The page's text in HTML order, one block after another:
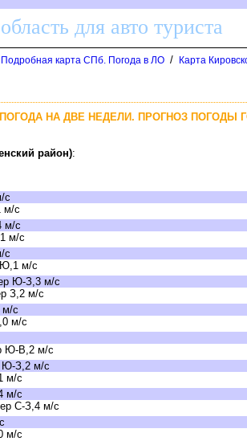
для авто туриста
карта СПб. Погода в ЛО /
Карта
НА ДВЕ НЕДЕЛИ. ПРОГНОЗ ПОГОДЫ
район):
с
м/с
м/с
м/с
с
Ю,1 м/с
Ю-З,3 м/с
З,2 м/с
м/с
м/с
Ю-В,2 м/с
Ю-З,2 м/с
м/с
м/с
С-З,4 м/с
м/с